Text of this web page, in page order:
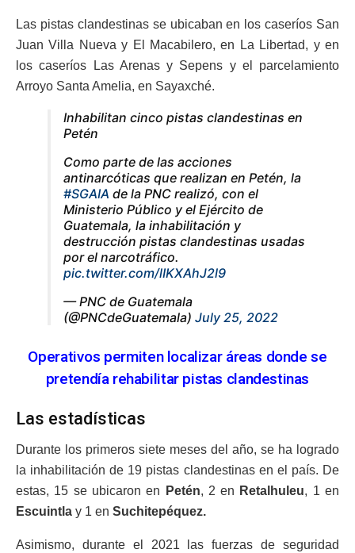
Las pistas clandestinas se ubicaban en los caseríos San
Juan Villa Nueva y El Macabilero, en La Libertad, y en
los caseríos Las Arenas y Sepens y el parcelamiento
Arroyo Santa Amelia, en Sayaxché.
Inhabilitan cinco pistas clandestinas en
Petén
Como parte de las acciones
antinarcóticas que realizan en Petén, la
#SGAIA de la PNC realizó, con el
Ministerio Público y el Ejército de
Guatemala, la inhabilitación y
destrucción pistas clandestinas usadas
por el narcotráfico.
pic.twitter.com/lIKXAhJ2l9
— PNC de Guatemala
(@PNCdeGuatemala) July 25, 2022
Operativos permiten localizar áreas donde se
pretendía rehabilitar pistas clandestinas
Las estadísticas
Durante los primeros siete meses del año, se ha logrado
la inhabilitación de 19 pistas clandestinas en el país. De
estas, 15 se ubicaron en
Petén, 2 en Retalhuleu, 1 en
Escuintla y 1 en Suchitepéquez.
Asimismo, durante el 2021 las fuerzas de seguridad